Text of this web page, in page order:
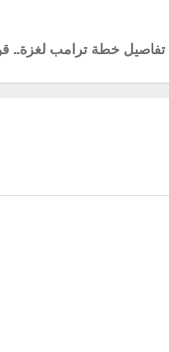
تفاصيل خطة ترامب لغزة..